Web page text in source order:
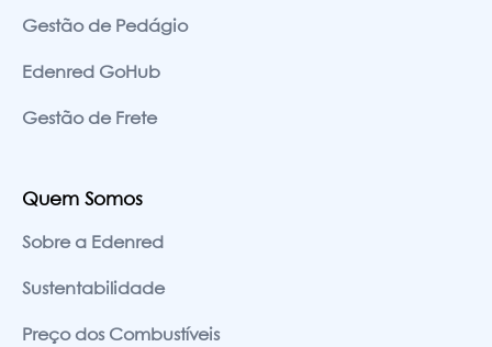
Gestão de Pedágio
Edenred GoHub
Gestão de Frete
Quem Somos
Sobre a Edenred
Sustentabilidade
Preço dos Combustíveis